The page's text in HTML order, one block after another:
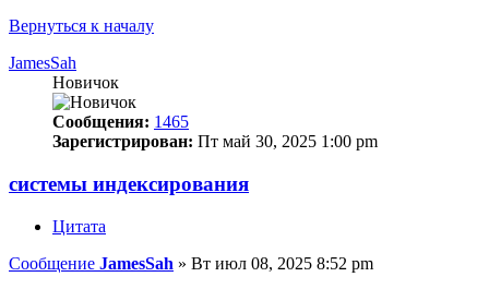
Вернуться к началу
JamesSah
Новичок
Сообщения: 1465
Зарегистрирован: Пт май 30, 2025 1:00 pm
системы индексирования
Цитата
Сообщение JamesSah » Вт июл 08, 2025 8:52 pm